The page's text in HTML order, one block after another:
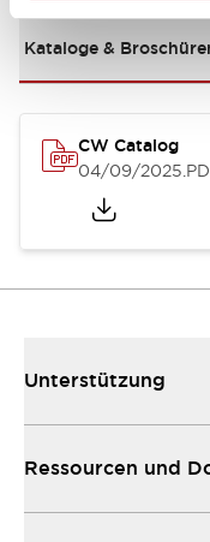
Kataloge &
CW Catalog
04/09/2025
Unterstützung
Ressourcen und